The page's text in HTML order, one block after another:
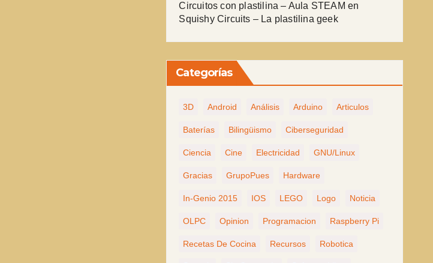
Circuitos con plastilina – Aula STEAM en
Squishy Circuits – La plastilina geek
Categorías
3D Android Análisis Arduino Articulos
Baterías Bilingüismo Ciberseguridad
Ciencia Cine Electricidad GNU/Linux
Gracias GrupoPues Hardware
In-Genio 2015 IOS LEGO Logo Noticia
OLPC Opinion Programacion Raspberry Pi
Recetas De Cocina Recursos Robotica